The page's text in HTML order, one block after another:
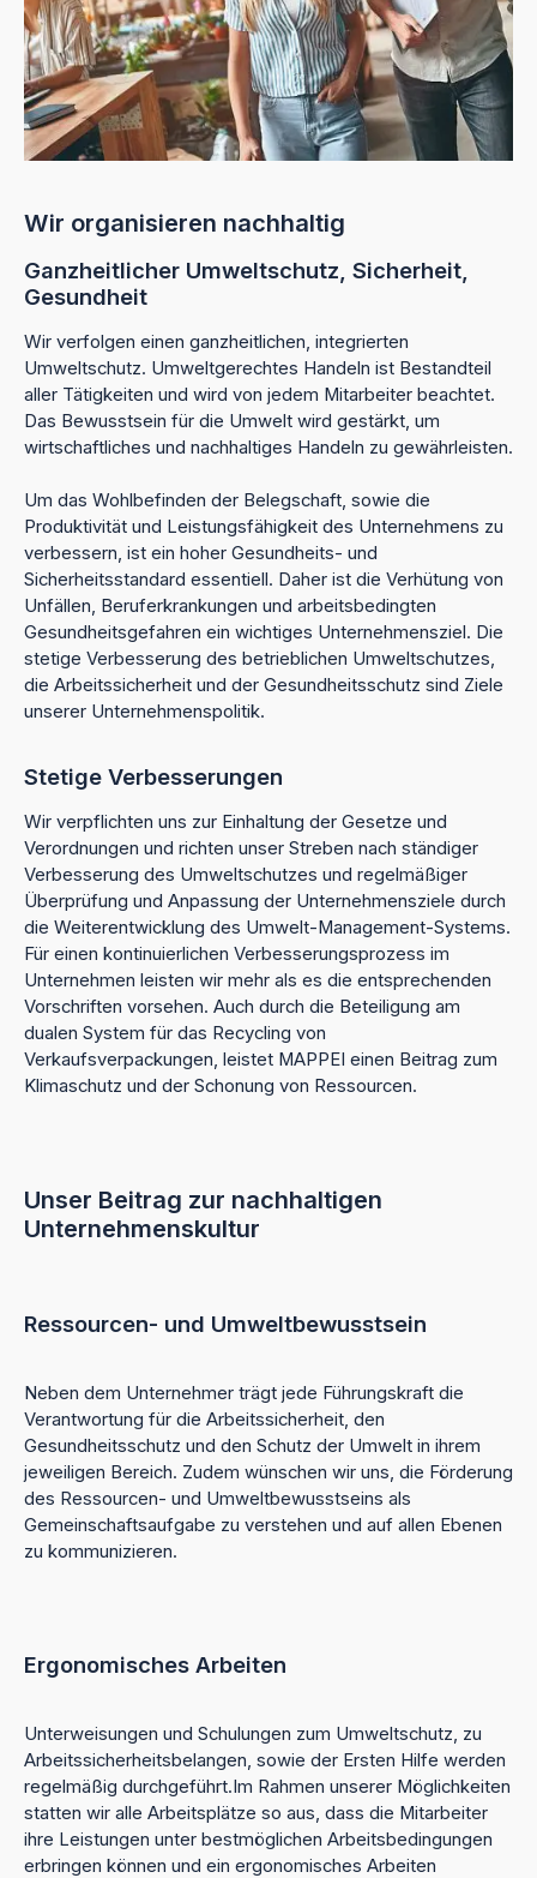
Wir organisieren nachhaltig
Ganzheitlicher Umweltschutz, Sicherheit,
Gesundheit
Wir verfolgen einen ganzheitlichen, integrierten
Umweltschutz. Umweltgerechtes Handeln ist Bestandteil
aller Tätigkeiten und wird von jedem Mitarbeiter beachtet.
Das Bewusstsein für die Umwelt wird gestärkt, um
wirtschaftliches und nachhaltiges Handeln zu gewährleisten.
Um das Wohlbefinden der Belegschaft, sowie die
Produktivität und Leistungsfähigkeit des Unternehmens zu
verbessern, ist ein hoher Gesundheits- und
Sicherheitsstandard essentiell. Daher ist die Verhütung von
Unfällen, Beruferkrankungen und arbeitsbedingten
Gesundheitsgefahren ein wichtiges Unternehmensziel. Die
stetige Verbesserung des betrieblichen Umweltschutzes,
die Arbeitssicherheit und der Gesundheitsschutz sind Ziele
unserer Unternehmenspolitik.
Stetige Verbesserungen
Wir verpflichten uns zur Einhaltung der Gesetze und
Verordnungen und richten unser Streben nach ständiger
Verbesserung des Umweltschutzes und regelmäßiger
Überprüfung und Anpassung der Unternehmensziele durch
die Weiterentwicklung des Umwelt-Management-Systems.
Für einen kontinuierlichen Verbesserungsprozess im
Unternehmen leisten wir mehr als es die entsprechenden
Vorschriften vorsehen. Auch durch die Beteiligung am
dualen System für das Recycling von
Verkaufsverpackungen, leistet MAPPEI einen Beitrag zum
Klimaschutz und der Schonung von Ressourcen.
Unser Beitrag zur nachhaltigen
Unternehmenskultur
Ressourcen- und Umweltbewusstsein
Neben dem Unternehmer trägt jede Führungskraft die
Verantwortung für die Arbeitssicherheit, den
Gesundheitsschutz und den Schutz der Umwelt in ihrem
jeweiligen Bereich. Zudem wünschen wir uns, die Förderung
des Ressourcen- und Umweltbewusstseins als
Gemeinschaftsaufgabe zu verstehen und auf allen Ebenen
zu kommunizieren.
Ergonomisches Arbeiten
Unterweisungen und Schulungen zum Umweltschutz, zu
Arbeitssicherheitsbelangen, sowie der Ersten Hilfe werden
regelmäßig durchgeführt.Im Rahmen unserer Möglichkeiten
statten wir alle Arbeitsplätze so aus, dass die Mitarbeiter
ihre Leistungen unter bestmöglichen Arbeitsbedingungen
erbringen können und ein ergonomisches Arbeiten